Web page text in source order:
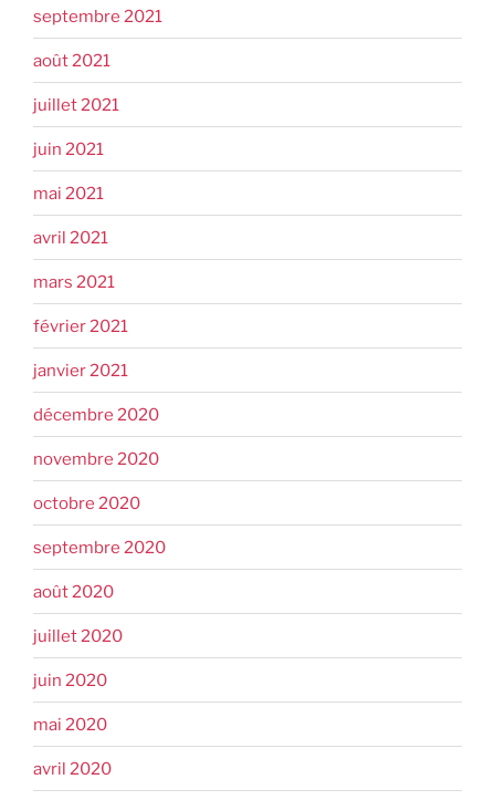
septembre 2021
août 2021
juillet 2021
juin 2021
mai 2021
avril 2021
mars 2021
février 2021
janvier 2021
décembre 2020
novembre 2020
octobre 2020
septembre 2020
août 2020
juillet 2020
juin 2020
mai 2020
avril 2020